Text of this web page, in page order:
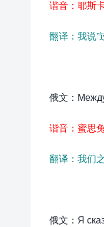
谐音：耶斯
翻译：我说”
俄文：
谐音：蜜思
翻译：我们
俄文：Я